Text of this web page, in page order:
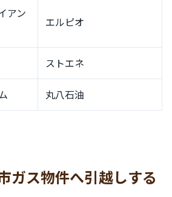
アン
エルピオ
ストエネ
丸八石油
ガス物件へ引越しする